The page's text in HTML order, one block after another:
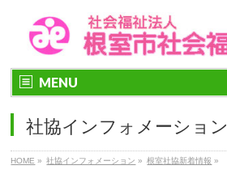
MENU
社協インフォメーション
HOME » 社協インフォメーション » 根室社協新着情報 »